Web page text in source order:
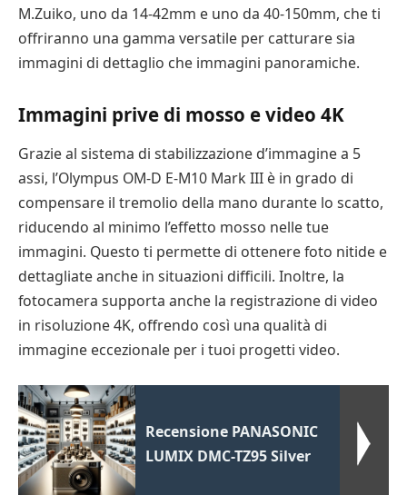
M.Zuiko, uno da 14-42mm e uno da 40-150mm, che ti
offriranno una gamma versatile per catturare sia
immagini di dettaglio che immagini panoramiche.
Immagini prive di mosso e video 4K
Grazie al sistema di stabilizzazione d’immagine a 5
assi, l’Olympus OM-D E-M10 Mark III è in grado di
compensare il tremolio della mano durante lo scatto,
riducendo al minimo l’effetto mosso nelle tue
immagini. Questo ti permette di ottenere foto nitide e
dettagliate anche in situazioni difficili. Inoltre, la
fotocamera supporta anche la registrazione di video
in risoluzione 4K, offrendo così una qualità di
immagine eccezionale per i tuoi progetti video.
Recensione PANASONIC
LUMIX DMC-TZ95 Silver